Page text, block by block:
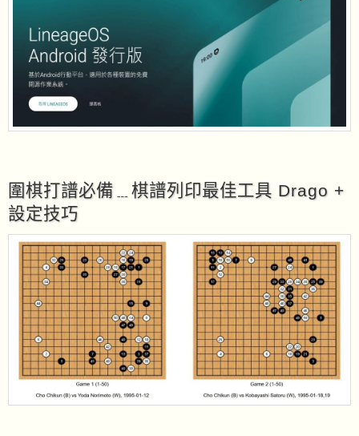
圍棋打譜必備﹍棋譜列印最佳工具 Drago +
設定技巧